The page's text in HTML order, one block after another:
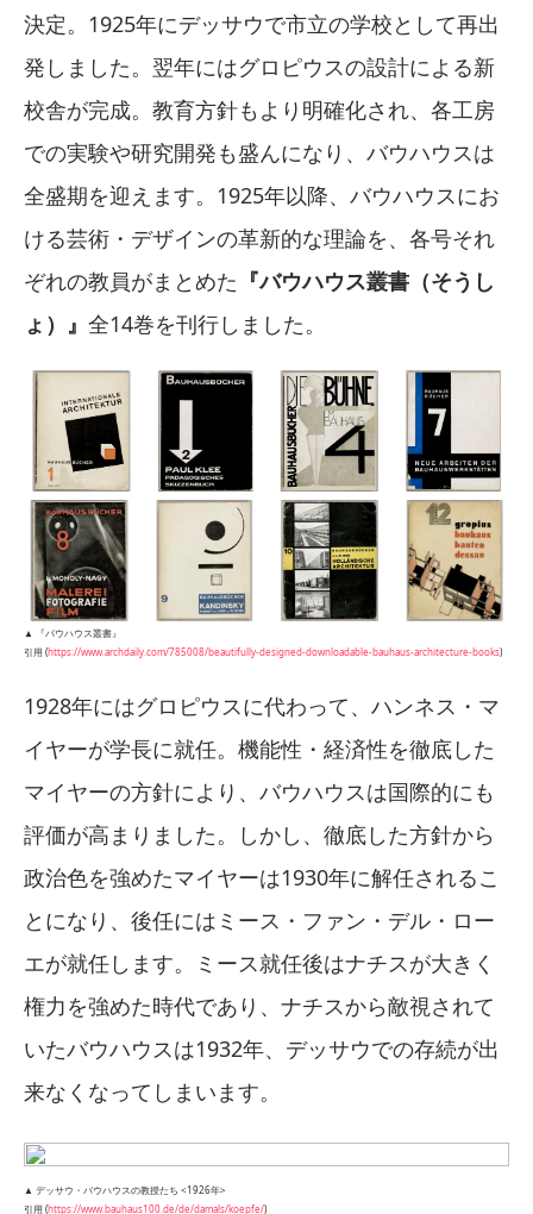
決定。1925年にデッサウで市立の学校として再出
発しました。翌年にはグロピウスの設計による新
校舎が完成。教育方針もより明確化され、各工房
での実験や研究開発も盛んになり、バウハウスは
全盛期を迎えます。1925年以降、バウハウスにお
ける芸術・デザインの革新的な理論を、各号それ
ぞれの教員がまとめた 『バウハウス叢書（そうし
ょ）』 全14巻を刊行しました。
▲ 『バウハウス叢書』
引用 (https://www.archdaily.com/785008/beautifully-designed-downloadable-bauhaus-architecture-books)
1928年にはグロピウスに代わって、ハンネス・マ
イヤーが学長に就任。機能性・経済性を徹底した
マイヤーの方針により、バウハウスは国際的にも
評価が高まりました。しかし、徹底した方針から
政治色を強めたマイヤーは1930年に解任されるこ
とになり、後任にはミース・ファン・デル・ロー
エが就任します。ミース就任後はナチスが大きく
権力を強めた時代であり、ナチスから敵視されて
いたバウハウスは1932年、デッサウでの存続が出
来なくなってしまいます。
▲ デッサウ・バウハウスの教授たち <1926年>
引用 (https://www.bauhaus100.de/de/damals/koepfe/)